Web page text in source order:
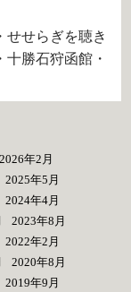
せせらぎを聴き
勝石狩函館・
2026年2月
2025年5月
2024年4月
2023年8月
2022年2月
2020年8月
2019年9月